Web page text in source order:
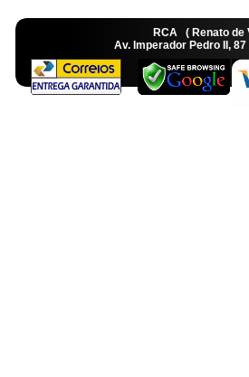
RCA ( Renato
Av. Imperador Pedro II,